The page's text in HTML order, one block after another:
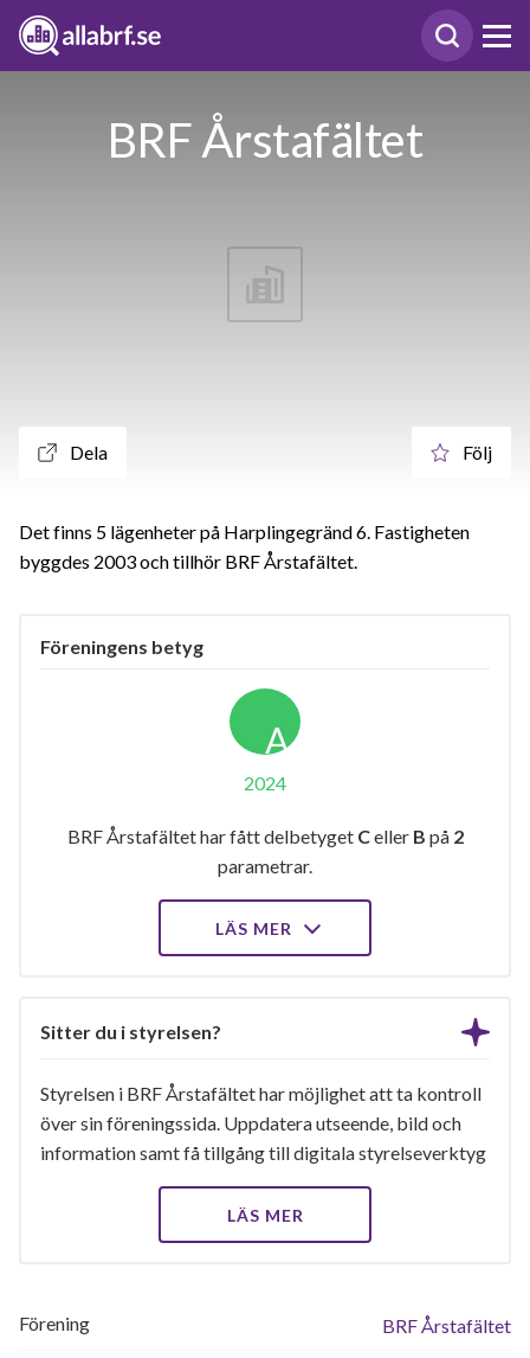
BRF Årstafältet
Dela Följ
Det finns 5 lägenheter på Harplingegränd 6. Fastigheten
byggdes 2003 och tillhör BRF Årstafältet.
Föreningens betyg
A
2024
BRF Årstafältet har fått delbetyget Celler B på 2
parametrar.
LÄS MER
Sitter du i styrelsen?
Styrelsen i BRF Årstafältet har möjlighet att ta kontroll
över sin föreningssida. Uppdatera utseende, bild och
information samt få tillgång till digitala styrelseverktyg
LÄS MER
Förening BRF Årstafältet